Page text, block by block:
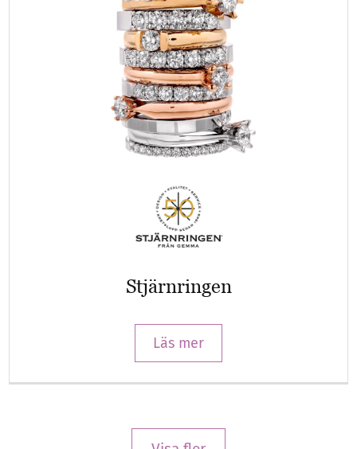
Stjärnringen
Läs mer